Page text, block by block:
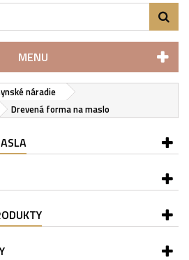
MENU
náradie
Drevená forma na maslo